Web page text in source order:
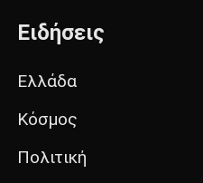
Ειδήσεις
Ελλάδα
Κόσμος
Πολιτική